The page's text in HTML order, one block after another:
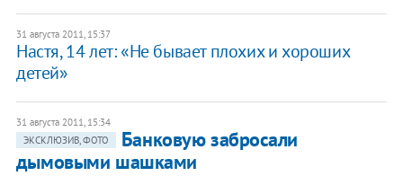
31 августа 2011, 15:37
Настя, 14 лет: «Не бывает плохих и хороших
детей»
31 августа 2011, 15:34
ЭКСКЛЮЗИВ, ФОТО
Банковую забросали
дымовыми шашками